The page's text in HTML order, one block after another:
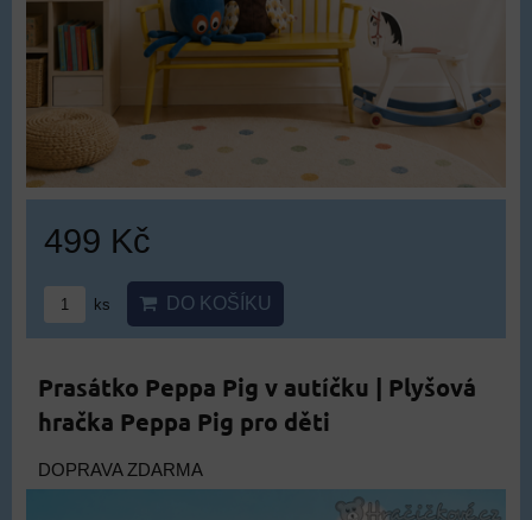
499 Kč
ks DO KOŠÍKU
Prasátko Peppa Pig v autíčku | Plyšová
hračka Peppa Pig pro děti
DOPRAVA ZDARMA